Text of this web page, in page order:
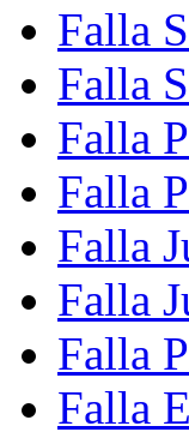
Falla
Falla
Falla
Falla
Falla
Falla
Falla
Falla